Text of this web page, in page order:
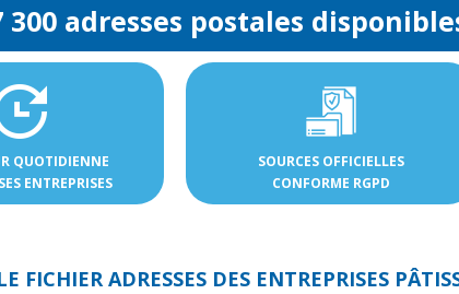
300 adresses postales
QUOTIDIENNE
ENTREPRISES
SOURCES OFFICIELLES
CONFORME RGPD
FICHIER ADRESSES DES ENTREPRISES